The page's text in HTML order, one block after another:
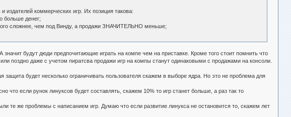
издателей коммерческих игр. Их позиция такова:
больше денег;
сложнее, чем под Винду, а продажи ЗНАЧИТЕЛЬНО меньше;
будут дюди предпочитающие играть на компе чем на приставке. Кроме того стоит помнить что
поздно даже с учетом пиратсва продажи игр на компы станут одинаковыми с продажами на консоли.
будет несколько ограничивать пользователя скажем в выборе ядра. Но это не проблема для
что если рунок линуксов будет составлять, скажем 10% то игр станет больше, а раз так то
те же проблемы с написанием игр. Думаю что если развитие линукса не остановится то, скажем лет